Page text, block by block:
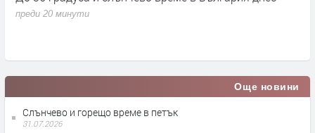
преди 20 минути
Още новини
Слънчево и горещо време в петък
31.07.2026